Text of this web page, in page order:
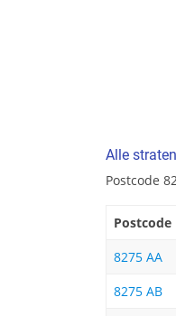
Alle
Postcode
Postcode
8275 AA
8275 AB